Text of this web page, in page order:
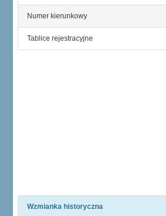
Numer kierunkowy
Tablice rejestracyjne
Wzmianka historyczna